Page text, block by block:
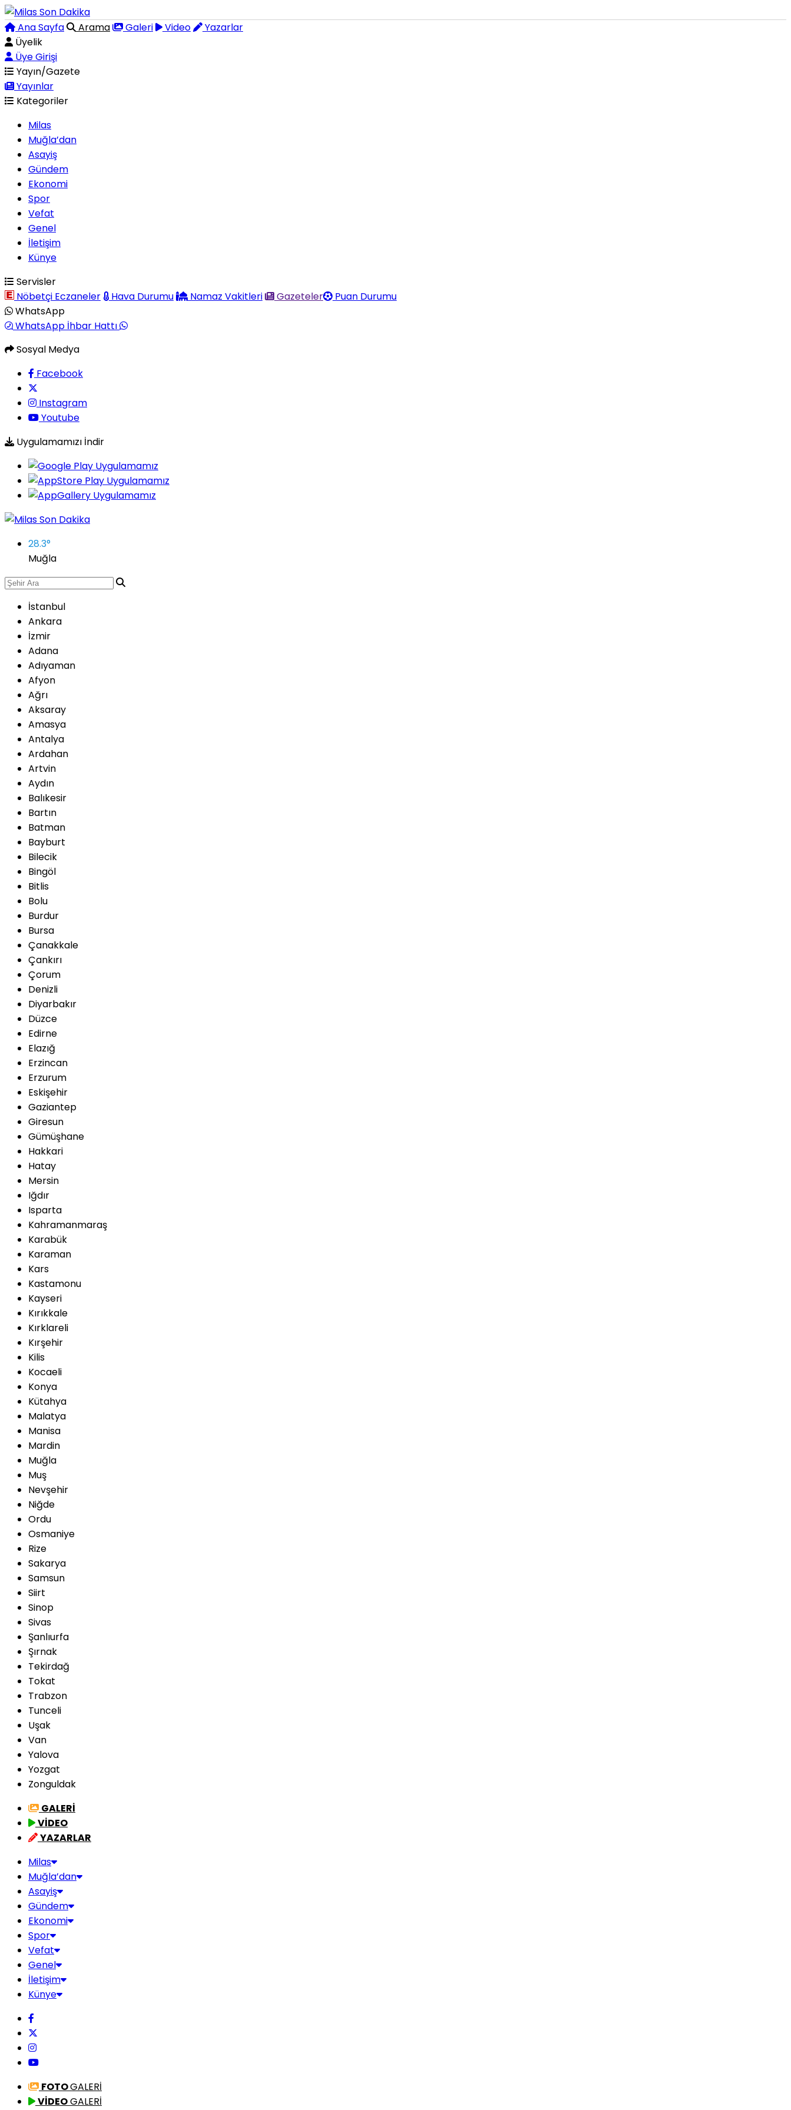
Ana Sayfa Arama Galeri Video
Yazarlar
Üyelik
Üye Girişi
Yayın/Gazete
Yayınlar
Kategoriler
Milas
Muğla’dan
Asayiş
Gündem
Ekonomi
Spor
Vefat
Genel
İletişim
Künye
Servisler
Nöbetçi Eczaneler
Hava Durumu Namaz Vakitleri Gazeteler
Puan Durumu
WhatsApp
WhatsApp İhbar Hattı
Sosyal Medya
Facebook
Instagram
Youtube
Uygulamamızı İndir
28.3°
Muğla
İstanbul
Ankara
İzmir
Adana
Adıyaman
Afyon
Ağrı
Aksaray
Amasya
Antalya
Ardahan
Artvin
Aydın
Balıkesir
Bartın
Batman
Bayburt
Bilecik
Bingöl
Bitlis
Bolu
Burdur
Bursa
Çanakkale
Çankırı
Çorum
Denizli
Diyarbakır
Düzce
Edirne
Elazığ
Erzincan
Erzurum
Eskişehir
Gaziantep
Giresun
Gümüşhane
Hakkari
Hatay
Mersin
Iğdır
Isparta
Kahramanmaraş
Karabük
Karaman
Kars
Kastamonu
Kayseri
Kırıkkale
Kırklareli
Kırşehir
Kilis
Kocaeli
Konya
Kütahya
Malatya
Manisa
Mardin
Muğla
Muş
Nevşehir
Niğde
Ordu
Osmaniye
Rize
Sakarya
Samsun
Siirt
Sinop
Sivas
Şanlıurfa
Şırnak
Tekirdağ
Tokat
Trabzon
Tunceli
Uşak
Van
Yalova
Yozgat
Zonguldak
GALERİ
VİDEO
YAZARLAR
Milas
Muğla’dan
Asayiş
Gündem
Ekonomi
Spor
Vefat
Genel
İletişim
Künye
FOTOGALERİ
VİDEOGALERİ